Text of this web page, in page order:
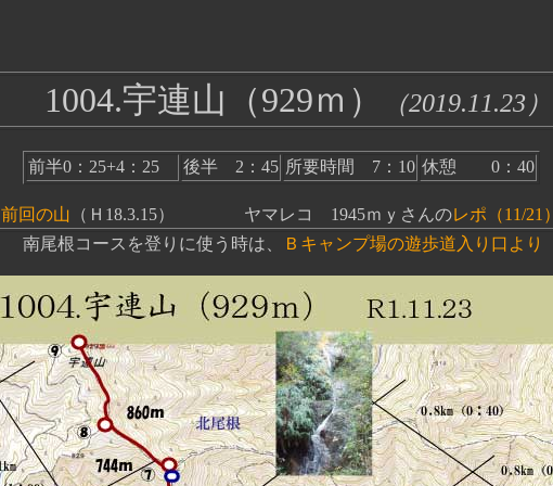
1004.宇連山（929ｍ） （2019.11.23）
前半0：25+4：25 後半 2：45 所要時間 7：10 休憩 0：40
前回の山 （Ｈ18.3.15） ヤマレコ 1945ｍｙさんのレポ（11/21）
南尾根コースを登りに使う時は、
Ｂキャンプ場の遊歩道入り口より